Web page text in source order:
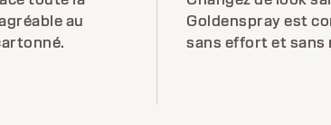
au
Goldenspray est
sans effort et sans